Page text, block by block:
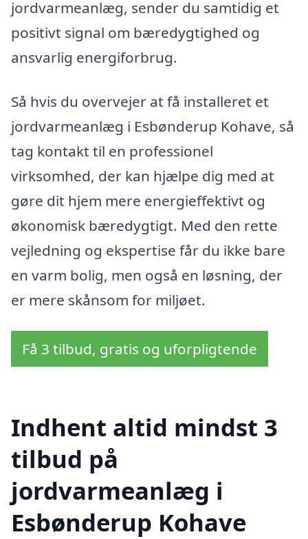
jordvarmeanlæg, sender du samtidig et
positivt signal om bæredygtighed og
ansvarlig energiforbrug.
Så hvis du overvejer at få installeret et
jordvarmeanlæg i Esbønderup Kohave, så
tag kontakt til en professionel
virksomhed, der kan hjælpe dig med at
gøre dit hjem mere energieffektivt og
økonomisk bæredygtigt. Med den rette
vejledning og ekspertise får du ikke bare
en varm bolig, men også en løsning, der
er mere skånsom for miljøet.
Få 3 tilbud, gratis og uforpligtende
Indhent altid mindst 3
tilbud på
jordvarmeanlæg i
Esbønderup Kohave